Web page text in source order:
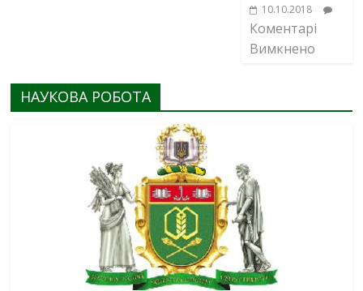
10.10.2018
Коментарі
Вимкнено
НАУКОВА РОБОТА